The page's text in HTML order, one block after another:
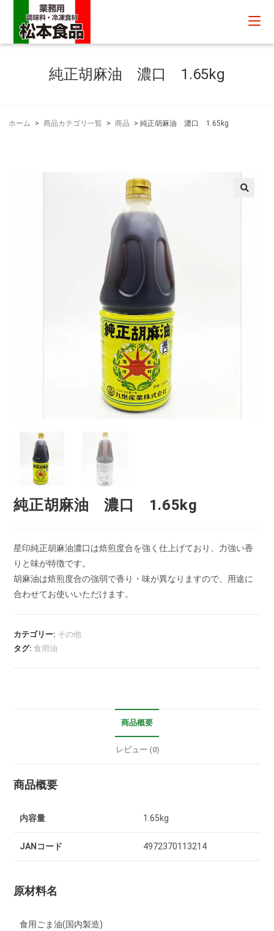
純正胡麻油 濃口 1.65kg
ホーム > 商品カテゴリ一覧 > 商品 > 純正胡麻油 濃口 1.65kg
純正胡麻油 濃口 1.65kg
星印純正胡麻油濃口は焙煎度合を強く仕上げており、力強い香
りと味が特徴です。
胡麻油は焙煎度合の強弱で香り・味が異なりますので、用途に
合わせてお使いいただけます。
カテゴリー: その他
タグ:食用油
商品概要
レビュー (0)
商品概要
内容量 1.65kg
JANコード 4972370113214
原材料名
食用ごま油(国内製造)